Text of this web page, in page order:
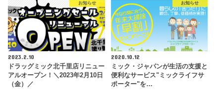
お知らせ
2023.2.10
ドラッグミック北千里店リニュー
アルオープン！＼2023年2月10日
（金）／
お知らせ
2020.10.12
ミック・ジャパンが生活の支援と
便利なサービス"ミックライフサ
ポーター"を…